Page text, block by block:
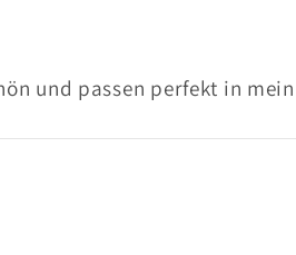
und passen perfekt in